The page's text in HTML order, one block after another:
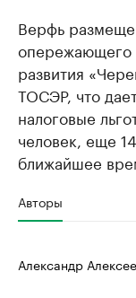
Верфь
опережающего
развития
ТОСЭР, что
налоговые
человек, еще
ближайшее
Авторы
Александр